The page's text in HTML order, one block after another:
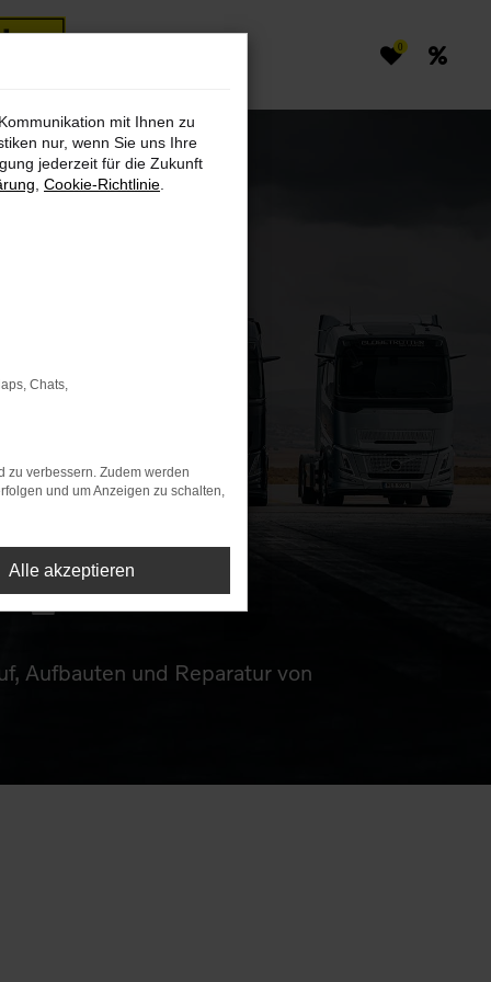
0
Aufbauten und Reparatur von
mit Ihnen zu
nur, wenn Sie uns Ihre
jederzeit für die Zukunft
Cookie-Richtlinie
Chats,
zu verbessern. Zudem werden
und um Anzeigen zu schalten,
Alle akzeptieren